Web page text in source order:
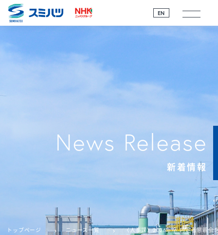
EN
News Release
新着情報
トップページ ニュース一覧 〈人事課〉2026年卒 内定者懇親会